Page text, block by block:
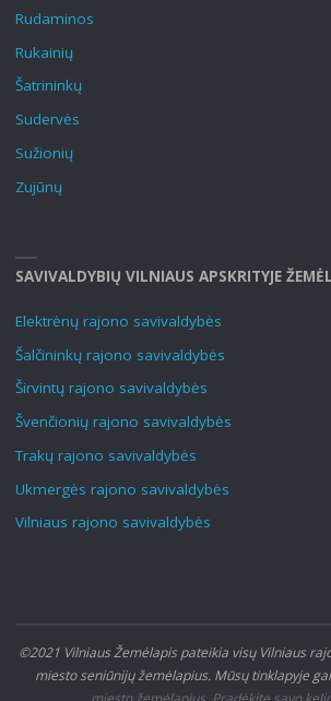
Rudaminos
Rukainių
Šatrininkų
Sudervės
Sužionių
Zujūnų
SAVIVALDYBIŲ VILNIAUS APSKRITYJE
Elektrėnų rajono savivaldybės
Šalčininkų rajono savivaldybės
Širvintų rajono savivaldybės
Švenčionių rajono savivaldybės
Trakų rajono savivaldybės
Ukmergės rajono savivaldybės
Vilniaus rajono savivaldybės
©2021 Vilniaus Žemėlapis pateikia visų Vilniaus
miesto seniūnijų žemėlapius. Mūsų tinklapyje